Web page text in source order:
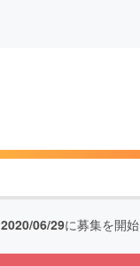
2020/06/29に募集を開始